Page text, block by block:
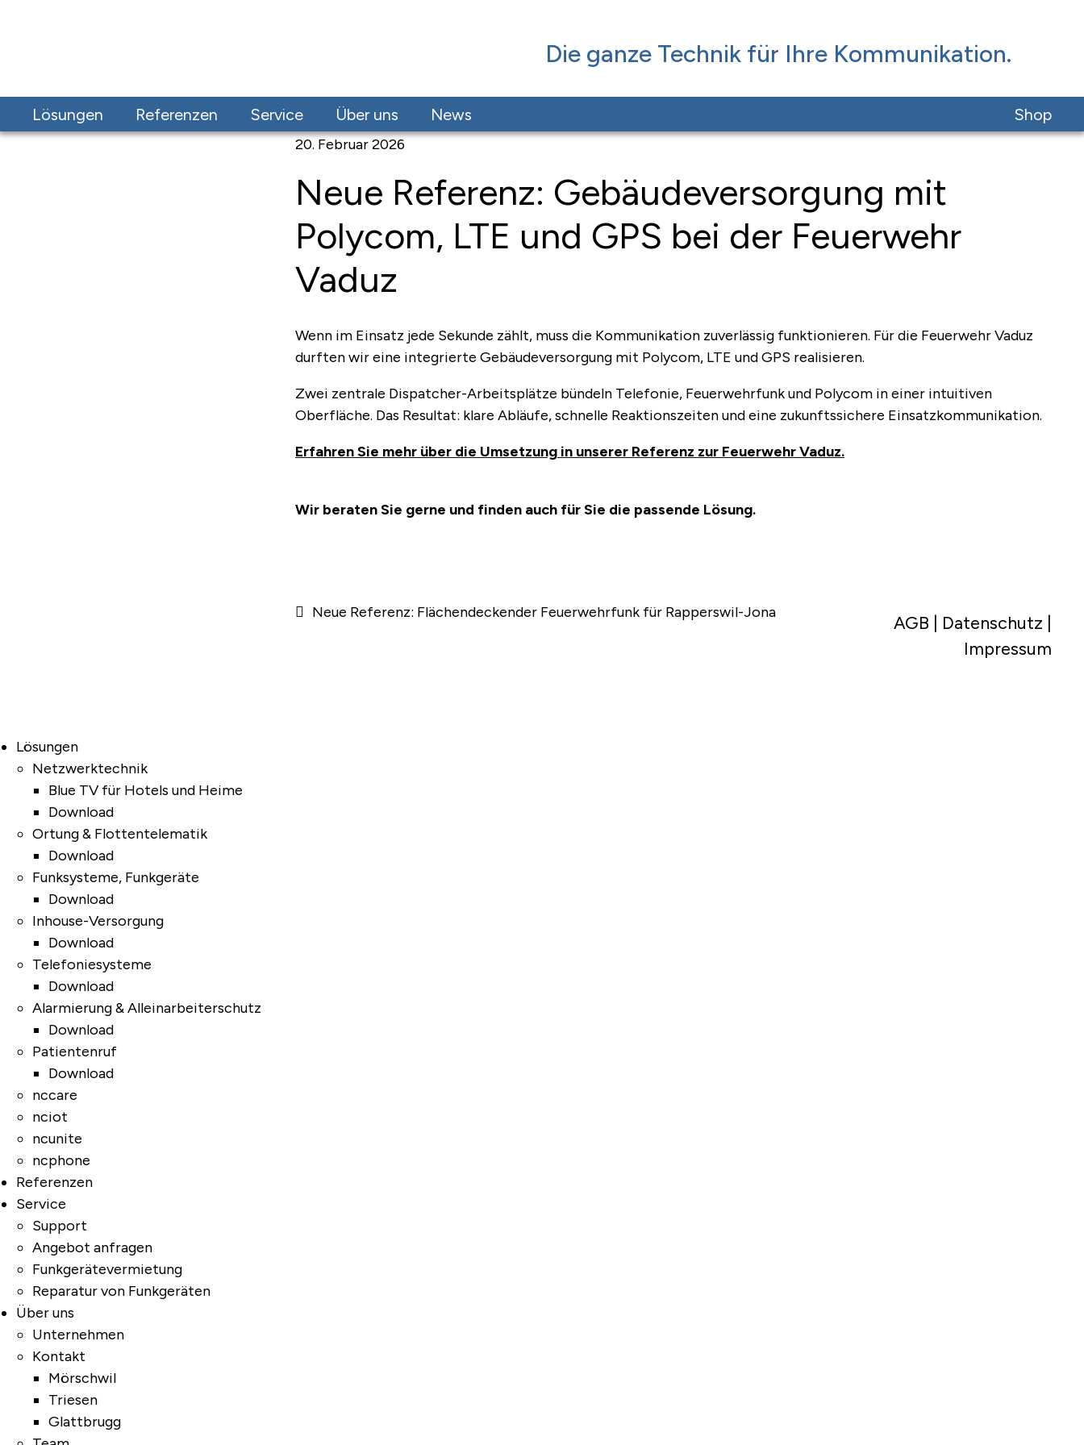
Die ganze Technik für Ihre Kommunikation.
Lösungen Referenzen Service Über uns News Shop
Navigation
Inhalt
20. Februar 2026
Neue Referenz: Gebäudeversorgung mit
Polycom, LTE und GPS bei der Feuerwehr
Vaduz
Wenn im Einsatz jede Sekunde zählt, muss die Kommunikation zuverlässig funktionieren. Für die Feuerwehr Vaduz
durften wir eine integrierte Gebäudeversorgung mit Polycom, LTE und GPS realisieren.
Zwei zentrale Dispatcher-Arbeitsplätze bündeln Telefonie, Feuerwehrfunk und Polycom in einer intuitiven
Oberfläche. Das Resultat: klare Abläufe, schnelle Reaktionszeiten und eine zukunftssichere Einsatzkommunikation.
Erfahren Sie mehr über die Umsetzung in unserer Referenz zur Feuerwehr Vaduz.
Wir beraten Sie gerne und finden auch für Sie die passende Lösung.
Beitragsnavigation
Vorheriger
Neue Referenz: Flächendeckender Feuerwehrfunk für Rapperswil-Jona AGB | Datenschutz |
Impressum
Lösungen
Netzwerktechnik
Blue TV für Hotels und Heime
Download
Ortung & Flottentelematik
Download
Funksysteme, Funkgeräte
Download
Inhouse-Versorgung
Download
Telefoniesysteme
Download
Alarmierung & Alleinarbeiterschutz
Download
Patientenruf
Download
nccare
nciot
ncunite
ncphone
Referenzen
Service
Support
Angebot anfragen
Funkgerätevermietung
Reparatur von Funkgeräten
Über uns
Unternehmen
Kontakt
Mörschwil
Triesen
Glattbrugg